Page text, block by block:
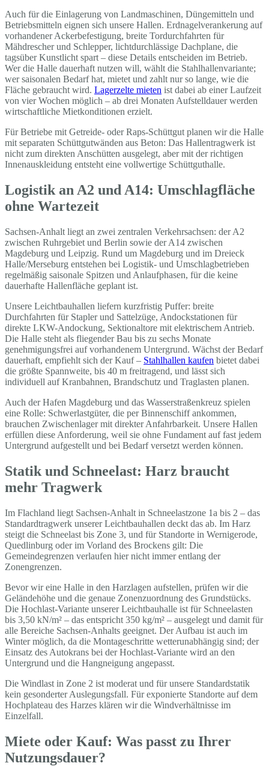
Auch für die Einlagerung von Landmaschinen, Düngemitteln und
Betriebsmitteln eignen sich unsere Hallen. Erdnagelverankerung auf
vorhandener Ackerbefestigung, breite Tordurchfahrten für
Mähdrescher und Schlepper, lichtdurchlässige Dachplane, die
tagsüber Kunstlicht spart – diese Details entscheiden im Betrieb.
Wer die Halle dauerhaft nutzen will, wählt die Stahlhallenvariante;
wer saisonalen Bedarf hat, mietet und zahlt nur so lange, wie die
Fläche gebraucht wird. Lagerzelte mieten ist dabei ab einer Laufzeit
von vier Wochen möglich – ab drei Monaten Aufstelldauer werden
wirtschaftliche Mietkonditionen erzielt.
Für Betriebe mit Getreide- oder Raps-Schüttgut planen wir die Halle
mit separaten Schüttgutwänden aus Beton: Das Hallentragwerk ist
nicht zum direkten Anschütten ausgelegt, aber mit der richtigen
Innenauskleidung entsteht eine vollwertige Schüttguthalle.
Logistik an A2 und A14: Umschlagfläche
ohne Wartezeit
Sachsen-Anhalt liegt an zwei zentralen Verkehrsachsen: der A2
zwischen Ruhrgebiet und Berlin sowie der A14 zwischen
Magdeburg und Leipzig. Rund um Magdeburg und im Dreieck
Halle/Merseburg entstehen bei Logistik- und Umschlagbetrieben
regelmäßig saisonale Spitzen und Anlaufphasen, für die keine
dauerhafte Hallenfläche geplant ist.
Unsere Leichtbauhallen liefern kurzfristig Puffer: breite
Durchfahrten für Stapler und Sattelzüge, Andockstationen für
direkte LKW-Andockung, Sektionaltore mit elektrischem Antrieb.
Die Halle steht als fliegender Bau bis zu sechs Monate
genehmigungsfrei auf vorhandenem Untergrund. Wächst der Bedarf
dauerhaft, empfiehlt sich der Kauf – Stahlhallen kaufen bietet dabei
die größte Spannweite, bis 40 m freitragend, und lässt sich
individuell auf Kranbahnen, Brandschutz und Traglasten planen.
Auch der Hafen Magdeburg und das Wasserstraßenkreuz spielen
eine Rolle: Schwerlastgüter, die per Binnenschiff ankommen,
brauchen Zwischenlager mit direkter Anfahrbarkeit. Unsere Hallen
erfüllen diese Anforderung, weil sie ohne Fundament auf fast jedem
Untergrund aufgestellt und bei Bedarf versetzt werden können.
Statik und Schneelast: Harz braucht
mehr Tragwerk
Im Flachland liegt Sachsen-Anhalt in Schneelastzone 1a bis 2 – das
Standardtragwerk unserer Leichtbauhallen deckt das ab. Im Harz
steigt die Schneelast bis Zone 3, und für Standorte in Wernigerode,
Quedlinburg oder im Vorland des Brockens gilt: Die
Gemeindegrenzen verlaufen hier nicht immer entlang der
Zonengrenzen.
Bevor wir eine Halle in den Harzlagen aufstellen, prüfen wir die
Geländehöhe und die genaue Zonenzuordnung des Grundstücks.
Die Hochlast-Variante unserer Leichtbauhalle ist für Schneelasten
bis 3,50 kN/m² – das entspricht 350 kg/m² – ausgelegt und damit für
alle Bereiche Sachsen-Anhalts geeignet. Der Aufbau ist auch im
Winter möglich, da die Montageschritte wetterunabhängig sind; der
Einsatz des Autokrans bei der Hochlast-Variante wird an den
Untergrund und die Hangneigung angepasst.
Die Windlast in Zone 2 ist moderat und für unsere Standardstatik
kein gesonderter Auslegungsfall. Für exponierte Standorte auf dem
Hochplateau des Harzes klären wir die Windverhältnisse im
Einzelfall.
Miete oder Kauf: Was passt zu Ihrer
Nutzungsdauer?